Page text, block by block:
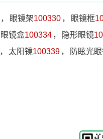
， 眼镜架100330 ， 眼镜框
眼镜盒100334 ， 隐形眼镜
， 太阳镜100339 ， 防眩光